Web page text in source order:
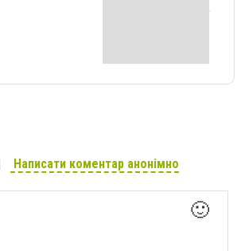
Написати коментар анонімно
🙂